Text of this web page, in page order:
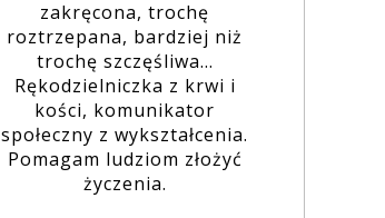
zakręcona, trochę
roztrzepana, bardziej niż
trochę szczęśliwa...
Rękodzielniczka z krwi i
kości, komunikator
społeczny z wykształcenia.
Pomagam ludziom złożyć
życzenia.